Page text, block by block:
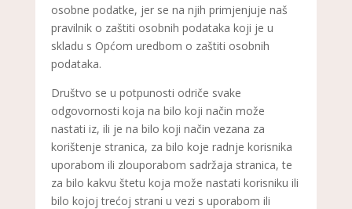
osobne podatke, jer se na njih primjenjuje naš
pravilnik o zaštiti osobnih podataka koji je u
skladu s Općom uredbom o zaštiti osobnih
podataka.
Društvo se u potpunosti odriče svake
odgovornosti koja na bilo koji način može
nastati iz, ili je na bilo koji način vezana za
korištenje stranica, za bilo koje radnje korisnika
uporabom ili zlouporabom sadržaja stranica, te
za bilo kakvu štetu koja može nastati korisniku ili
bilo kojoj trećoj strani u vezi s uporabom ili